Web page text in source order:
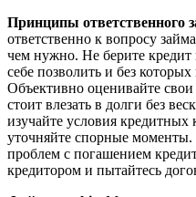
Принципы ответственного
ответственно к вопросу
чем нужно. Не берите
себе позволить и без
Объективно оценивайте
стоит влезать в долги без
изучайте условия кредитных
уточняйте спорные
проблем с погашением
кредитором и пытайтесь